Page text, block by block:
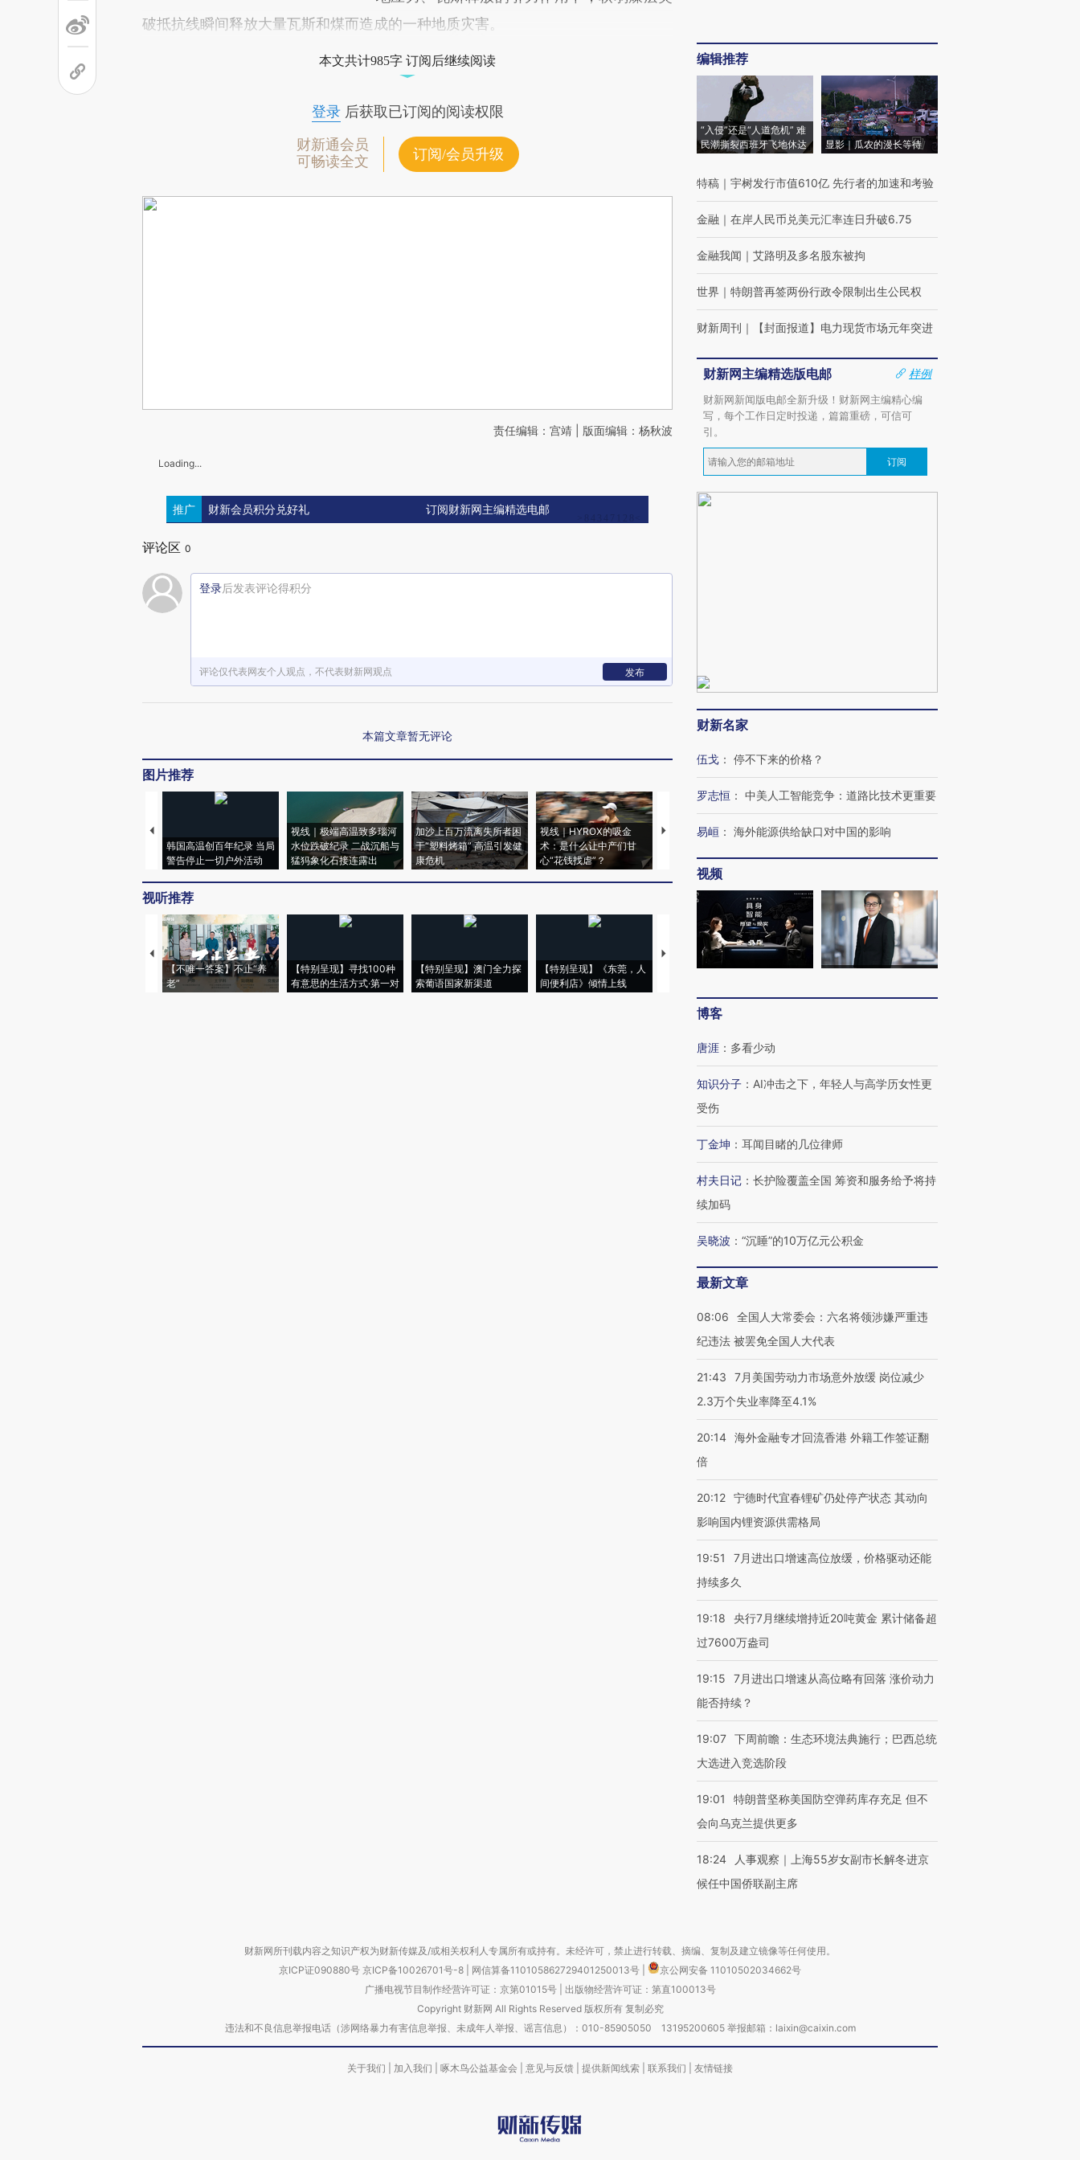
破抵抗线瞬间释放大量瓦斯和煤而造成的一种地质灾害。
本文共计985字 订阅后继续阅读
登录后获取已订阅的阅读权限
财新通会员
可畅读全文
订阅/会员升级
责任编辑：宫靖 | 版面编辑：杨秋波
Loading...
推广 财新会员积分兑好礼 订阅财新网主编精选电邮
评论区 0
登录后发表评论得积分
评论仅代表网友个人观点，不代表财新网观点 发布
本篇文章暂无评论
图片推荐
韩国高温创百年纪录 当局
警告停止一切户外活动
视线｜极端高温致多瑙河
水位跌破纪录 二战沉船与
猛犸象化石接连露出
加沙上百万流离失所者困
于“塑料烤箱” 高温引发健
康危机
视线｜HYROX的吸金
术：是什么让中产们甘
心“花钱找虐”？
马航飞行员跨国走私7万
视线｜被称为“蟑螂”的印
育部长拱下台
飞地休达
视听推荐
【不唯一答案】不止“养
老”
【特别呈现】寻找100种
有意思的生活方式·第一对
【特别呈现】澳门全力探
索葡语国家新渠道
【特别呈现】《东莞，人
间便利店》倾情上线
【推广】走进第四届链博
会，让数智科技“链”接产
【特别呈现】寻找100种
【商旅对话】华住集团
CFO：不靠规模取胜，华
编辑推荐
“入侵”还是“人道危机” 难
民潮撕裂西班牙飞地休达
显影｜瓜农的漫长等待
特稿 ｜ 宇树发行市值610亿 先行者的加速和考验
金融 ｜ 在岸人民币兑美元汇率连日升破6.75
金融我闻 ｜ 艾路明及多名股东被拘
世界 ｜ 特朗普再签两份行政令限制出生公民权
财新周刊 ｜ 【封面报道】电力现货市场元年突进
财新网主编精选版电邮
样例
财新网新闻版电邮全新升级！财新网主编精心编
写，每个工作日定时投递，篇篇重磅，可信可
引。
订阅
财新名家
伍戈 ： 停不下来的价格？
罗志恒 ： 中美人工智能竞争：道路比技术更重要
易峘 ： 海外能源供给缺口对中国的影响
视频
博客
唐涯 ： 多看少动
知识分子 ： AI冲击之下，年轻人与高学历女性更
受伤
丁金坤 ： 耳闻目睹的几位律师
村夫日记 ： 长护险覆盖全国 筹资和服务给予将持
续加码
吴晓波 ： “沉睡”的10万亿元公积金
最新文章
08:06
全国人大常委会：六名将领涉嫌严重违
纪违法 被罢免全国人大代表
21:43
7月美国劳动力市场意外放缓 岗位减少
2.3万个失业率降至4.1%
20:14 海外金融专才回流香港 外籍工作签证翻
倍
20:12 宁德时代宜春锂矿仍处停产状态 其动向
影响国内锂资源供需格局
19:51
7月进出口增速高位放缓，价格驱动还能
持续多久
19:18
央行7月继续增持近20吨黄金 累计储备超
过7600万盎司
19:15
7月进出口增速从高位略有回落 涨价动力
能否持续？
19:07 下周前瞻：生态环境法典施行；巴西总统
大选进入竞选阶段
19:01
特朗普坚称美国防空弹药库存充足 但不
会向乌克兰提供更多
18:24
人事观察｜上海55岁女副市长解冬进京
候任中国侨联副主席
财新网所刊载内容之知识产权为财新传媒及/或相关权利人专属所有或持有。未经许可，禁止进行转载、摘编、复制及建立镜像等任何使用。
京ICP证090880号 京ICP备10026701号-8 网信算备110105862729401250013号
京公网安备 11010502034662号
广播电视节目制作经营许可证：京第01015号| 出版物经营许可证：第直100013号
Copyright 财新网 All Rights Reserved 版权所有 复制必究
违法和不良信息举报电话（涉网络暴力有害信息举报、未成年人举报、谣言信息）：010-85905050 13195200605 举报邮箱：laixin@caixin.com
关于我们 加入我们 啄木鸟公益基金会 意见与反馈 提供新闻线索 联系我们 友情链接